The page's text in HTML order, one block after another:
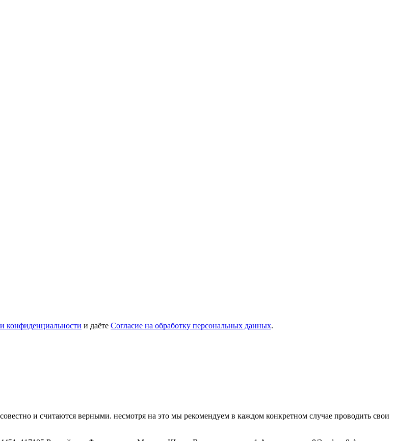
конфиденциальности и даёте Согласие на обработку персональных данных.
и считаются верными. несмотря на это мы рекомендуем в каждом конкретном случае проводить свои